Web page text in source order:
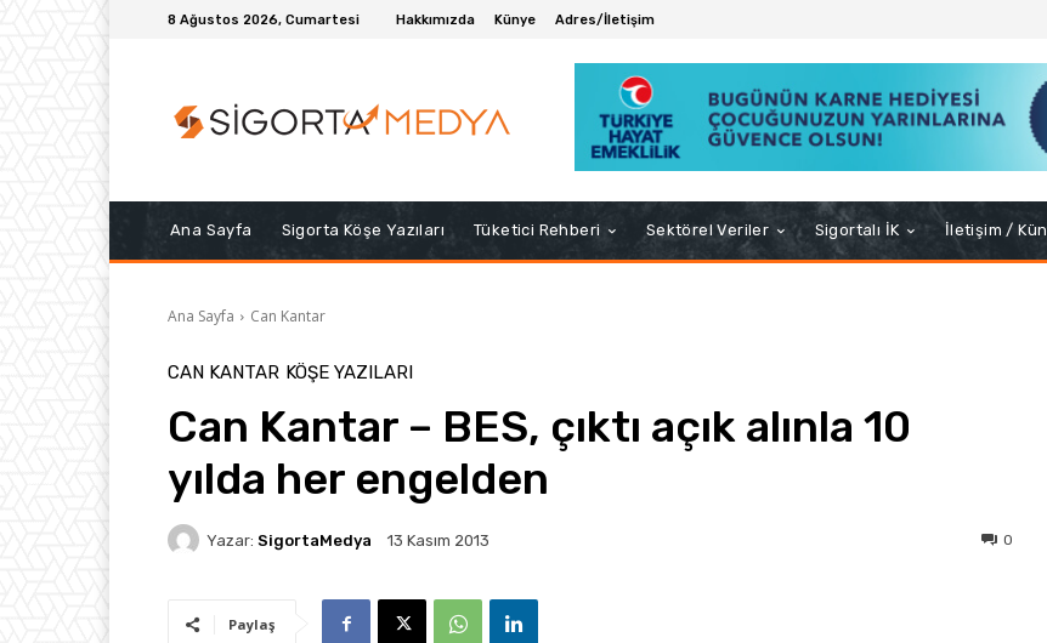
8 Ağustos 2026, Cumartesi Hakkımızda Künye Adres/İletişim
Ana Sayfa Sigorta Köşe Yazıları Tüketici Rehberi Sektörel Veriler Sigortalı İK İletişim /
Ana Sayfa Can Kantar
CAN KANTAR KÖŞE YAZILARI
Can Kantar – BES, çıktı açık alınla 10
yılda her engelden
Yazar: SigortaMedya 13 Kasım 2013 0
Paylaş